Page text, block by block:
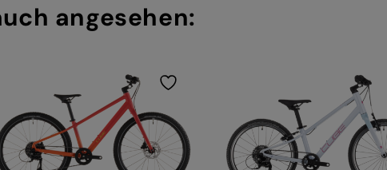
angesehen: